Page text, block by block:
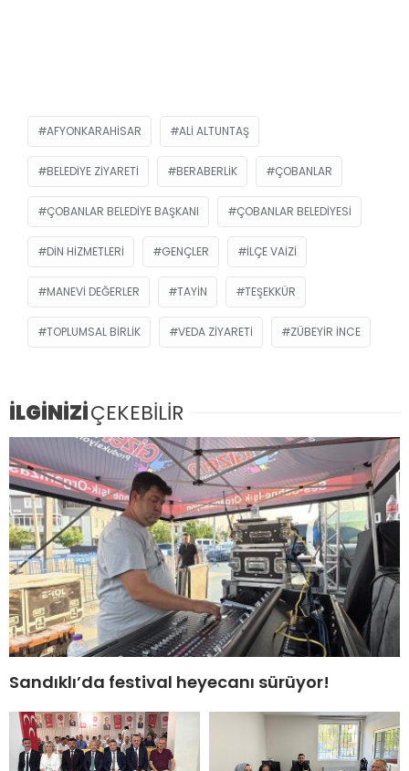
AFYONKARAHISAR ALI ALTUNTAŞ
BELEDIYE ZIYARETI BERABERLIK ÇOBANLAR
ÇOBANLAR BELEDIYE BAŞKANI ÇOBANLAR BELEDIYESI
DIN HIZMETLERI GENÇLER İLÇE VAIZI
MANEVI DEĞERLER TAYIN TEŞEKKÜR
TOPLUMSAL BIRLIK VEDA ZIYARETI ZÜBEYIR İNCE
İLGİNİZİÇEKEBİLİR
Sandıklı’da festival heyecanı sürüyor!